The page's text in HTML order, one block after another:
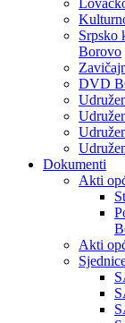
Srpsko
Borovo
DVD
Dokumenti
Akti
Akti